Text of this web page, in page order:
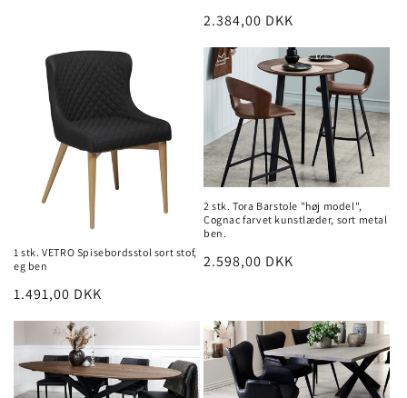
Normalpris
2.384,00 DKK
1 stk. VETRO Spisebordsstol sort stof,
eg ben
Normalpris
1.491,00 DKK
2 stk. Tora Barstole "høj model",
Cognac farvet kunstlæder, sort metal
ben.
Normalpris
2.598,00 DKK